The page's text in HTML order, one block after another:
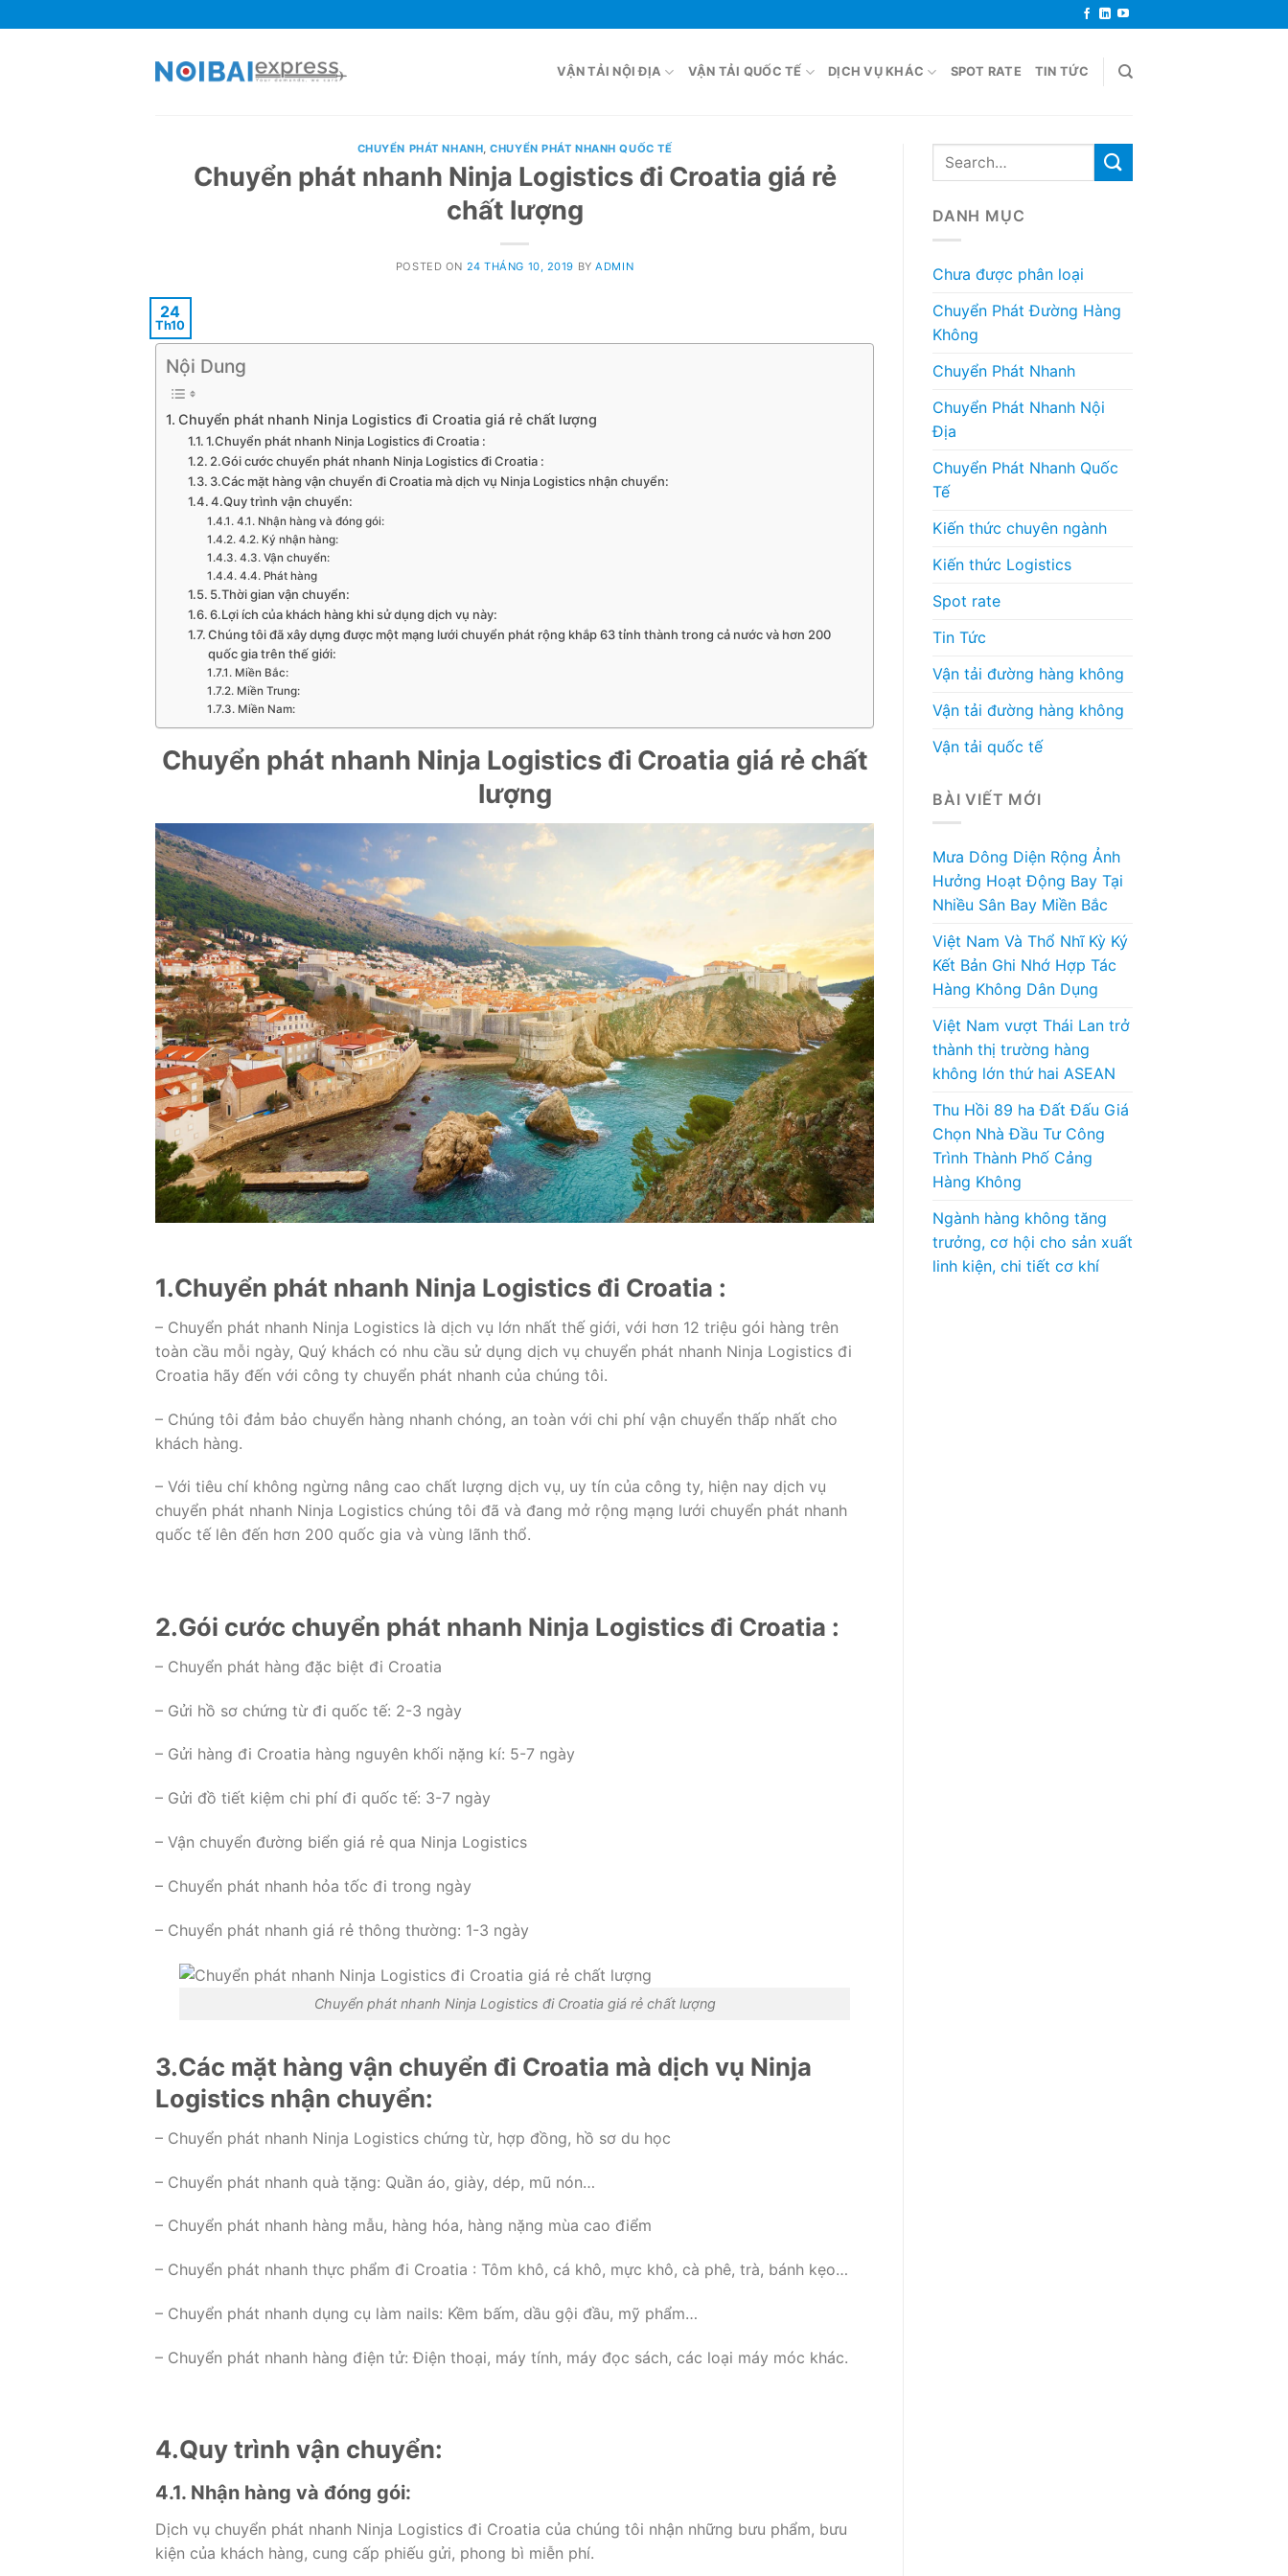
to
VẬN TẢI NỘI ĐỊA VẬN TẢI QUỐC TẾ DỊCH VỤ KHÁC SPOT RATE TIN TỨC
CHUYỂN PHÁT NHANH,CHUYỂN PHÁT NHANH QUỐC TẾ
Chuyển phát nhanh Ninja Logistics đi Croatia giá rẻ
chất lượng
POSTED ON 24 THÁNG 10, 2019 BYADMIN
24
Th10
Nội Dung
Chuyển phát nhanh Ninja Logistics đi Croatia giá rẻ chất lượng
1.Chuyển phát nhanh Ninja Logistics đi Croatia :
2.Gói cước chuyển phát nhanh Ninja Logistics đi Croatia :
3.Các mặt hàng vận chuyển đi Croatia mà dịch vụ Ninja Logistics nhận chuyển:
4.Quy trình vận chuyển:
4.1. Nhận hàng và đóng gói:
4.2. Ký nhận hàng:
4.3. Vận chuyển:
4.4. Phát hàng
5.Thời gian vận chuyển:
6.Lợi ích của khách hàng khi sử dụng dịch vụ này:
Chúng tôi đã xây dựng được một mạng lưới chuyển phát rộng khắp 63 tỉnh thành trong cả nước và hơn 200
quốc gia trên thế giới:
Miền Bắc:
Miền Trung:
Miền Nam:
Chuyển phát nhanh Ninja Logistics đi Croatia giá rẻ chất
lượng
1.Chuyển phát nhanh Ninja Logistics đi Croatia :
– Chuyển phát nhanh Ninja Logistics là dịch vụ lớn nhất thế giới, với hơn 12 triệu gói hàng trên
toàn cầu mỗi ngày, Quý khách có nhu cầu sử dụng dịch vụ chuyển phát nhanh Ninja Logistics đi
Croatia hãy đến với công ty chuyển phát nhanh của chúng tôi.
– Chúng tôi đảm bảo chuyển hàng nhanh chóng, an toàn với chi phí vận chuyển thấp nhất cho
khách hàng.
– Với tiêu chí không ngừng nâng cao chất lượng dịch vụ, uy tín của công ty, hiện nay dịch vụ
chuyển phát nhanh Ninja Logistics chúng tôi đã và đang mở rộng mạng lưới chuyển phát nhanh
quốc tế lên đến hơn 200 quốc gia và vùng lãnh thổ.
2.Gói cước chuyển phát nhanh Ninja Logistics đi Croatia :
– Chuyển phát hàng đặc biệt đi Croatia
– Gửi hồ sơ chứng từ đi quốc tế: 2-3 ngày
– Gửi hàng đi Croatia hàng nguyên khối nặng kí: 5-7 ngày
– Gửi đồ tiết kiệm chi phí đi quốc tế: 3-7 ngày
– Vận chuyển đường biển giá rẻ qua Ninja Logistics
– Chuyển phát nhanh hỏa tốc đi trong ngày
– Chuyển phát nhanh giá rẻ thông thường: 1-3 ngày
Chuyển phát nhanh Ninja Logistics đi Croatia giá rẻ chất lượng
3.Các mặt hàng vận chuyển đi Croatia mà dịch vụ Ninja
Logistics nhận chuyển:
– Chuyển phát nhanh Ninja Logistics chứng từ, hợp đồng, hồ sơ du học
– Chuyển phát nhanh quà tặng: Quần áo, giày, dép, mũ nón…
– Chuyển phát nhanh hàng mẫu, hàng hóa, hàng nặng mùa cao điểm
– Chuyển phát nhanh thực phẩm đi Croatia : Tôm khô, cá khô, mực khô, cà phê, trà, bánh kẹo…
– Chuyển phát nhanh dụng cụ làm nails: Kềm bấm, dầu gội đầu, mỹ phẩm…
– Chuyển phát nhanh hàng điện tử: Điện thoại, máy tính, máy đọc sách, các loại máy móc khác.
4.Quy trình vận chuyển:
4.1. Nhận hàng và đóng gói:
Dịch vụ chuyển phát nhanh Ninja Logistics đi Croatia của chúng tôi nhận những bưu phẩm, bưu
kiện của khách hàng, cung cấp phiếu gửi, phong bì miễn phí.
DANH MỤC
Chưa được phân loại
Chuyển Phát Đường Hàng
Không
Chuyển Phát Nhanh
Chuyển Phát Nhanh Nội
Địa
Chuyển Phát Nhanh Quốc
Tế
Kiến thức chuyên ngành
Kiến thức Logistics
Spot rate
Tin Tức
Vận tải đường hàng không
Vận tải đường hàng không
Vận tải quốc tế
BÀI VIẾT MỚI
Mưa Dông Diện Rộng Ảnh
Hưởng Hoạt Động Bay Tại
Nhiều Sân Bay Miền Bắc
Việt Nam Và Thổ Nhĩ Kỳ Ký
Kết Bản Ghi Nhớ Hợp Tác
Hàng Không Dân Dụng
Việt Nam vượt Thái Lan trở
thành thị trường hàng
không lớn thứ hai ASEAN
Thu Hồi 89 ha Đất Đấu Giá
Chọn Nhà Đầu Tư Công
Trình Thành Phố Cảng
Hàng Không
Ngành hàng không tăng
trưởng, cơ hội cho sản xuất
linh kiện, chi tiết cơ khí